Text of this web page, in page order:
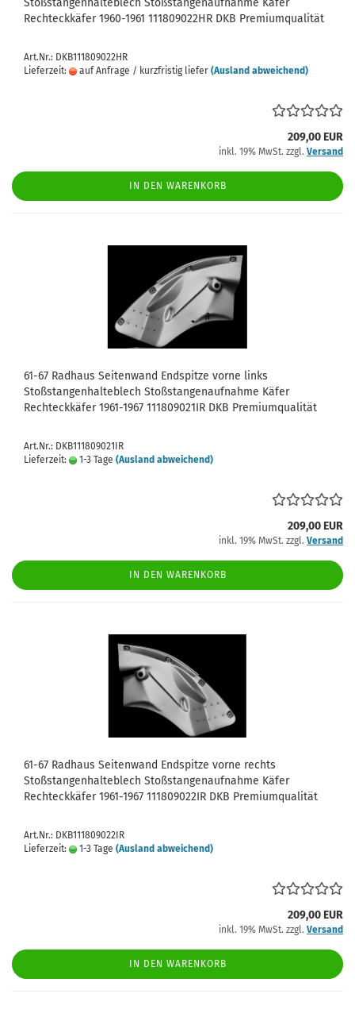
Stoßstangenhalteblech Stoßstangenaufnahme Käfer
Rechteckkäfer 1960-1961 111809022HR DKB Premiumqualität
Art.Nr.: DKB111809022HR
Lieferzeit:
auf Anfrage / kurzfristig liefer (Ausland abweichend)
209,00 EUR
inkl. 19% MwSt. zzgl. Versand
IN DEN WARENKORB
61-67 Radhaus Seitenwand Endspitze vorne links
Stoßstangenhalteblech Stoßstangenaufnahme Käfer
Rechteckkäfer 1961-1967 111809021IR DKB Premiumqualität
Art.Nr.: DKB111809021IR
Lieferzeit:
1-3 Tage (Ausland abweichend)
209,00 EUR
inkl. 19% MwSt. zzgl. Versand
IN DEN WARENKORB
61-67 Radhaus Seitenwand Endspitze vorne rechts
Stoßstangenhalteblech Stoßstangenaufnahme Käfer
Rechteckkäfer 1961-1967 111809022IR DKB Premiumqualität
Art.Nr.: DKB111809022IR
Lieferzeit:
1-3 Tage (Ausland abweichend)
209,00 EUR
inkl. 19% MwSt. zzgl. Versand
IN DEN WARENKORB